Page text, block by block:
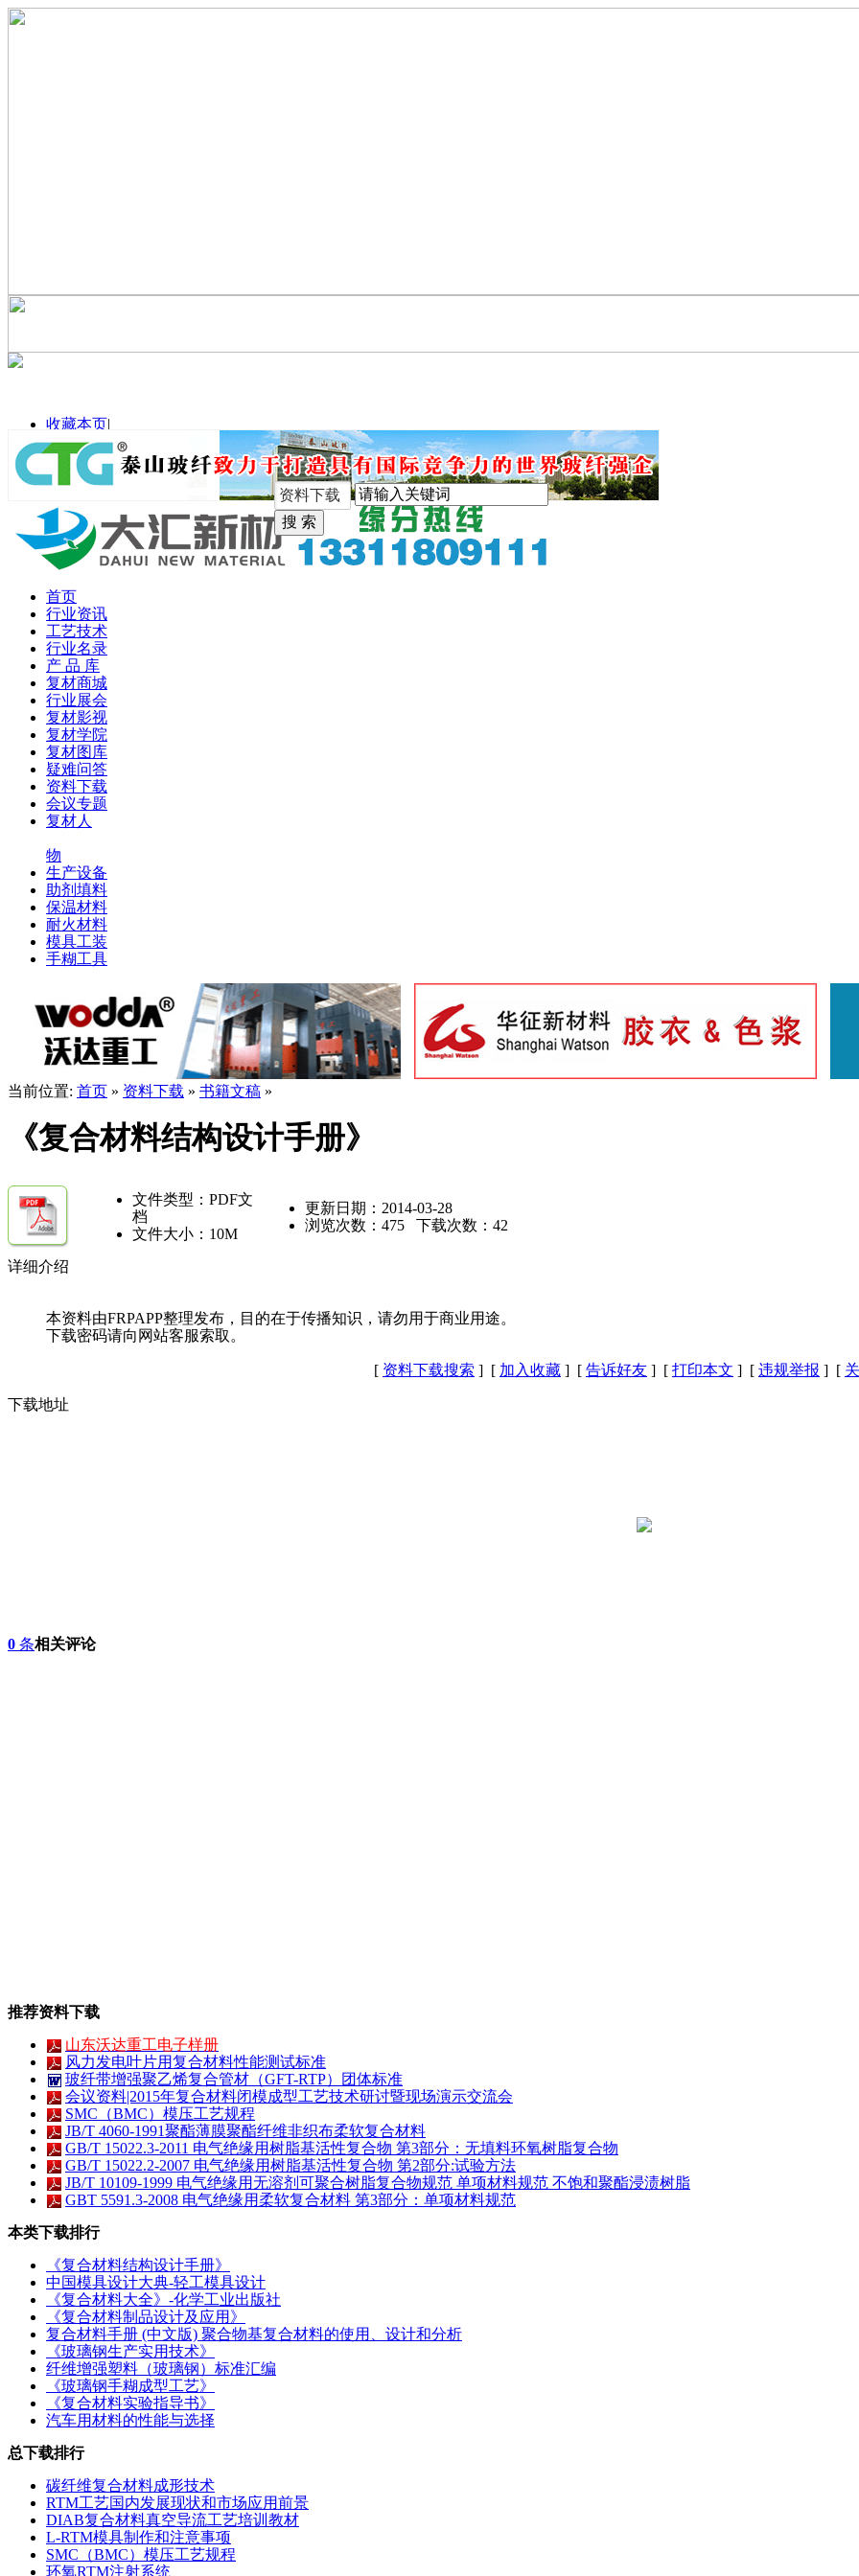
收藏本页|
手机版
首页
行业资讯
工艺技术
行业名录
产 品 库
复材商城
行业展会
复材影视
复材学院
复材图库
疑难问答
资料下载
会议专题
复材人
物
生产设备
助剂填料
保温材料
耐火材料
模具工装
手糊工具
当前位置: 首页 » 资料下载 » 书籍文稿 »
《复合材料结构设计手册》
文件类型：PDF文
档
文件大小：10M
更新日期：2014-03-28
浏览次数： 475 下载次数： 42
详细介绍
本资料由FRPAPP整理发布，目的在于传播知识，请勿用于商业用途。
下载密码请向网站客服索取。
[ 资料下载搜索 ] [ 加入收藏 ] [ 告诉好友 ] [ 打印本文 ] [ 违规举报 ] [
下载地址
0 条相关评论
推荐资料下载
山东沃达重工电子样册
风力发电叶片用复合材料性能测试标准
玻纤带增强聚乙烯复合管材（GFT-RTP）团体标准
会议资料|2015年复合材料闭模成型工艺技术研讨暨现场演示交流会
SMC（BMC）模压工艺规程
JB/T 4060-1991聚酯薄膜聚酯纤维非织布柔软复合材料
GB/T 15022.3-2011 电气绝缘用树脂基活性复合物 第3部分：无填料环氧树脂复合物
GB/T 15022.2-2007 电气绝缘用树脂基活性复合物 第2部分:试验方法
JB/T 10109-1999 电气绝缘用无溶剂可聚合树脂复合物规范 单项材料规范 不饱和聚酯浸渍树脂
GBT 5591.3-2008 电气绝缘用柔软复合材料 第3部分：单项材料规范
本类下载排行
《复合材料结构设计手册》
中国模具设计大典-轻工模具设计
《复合材料大全》-化学工业出版社
《复合材料制品设计及应用》
复合材料手册 (中文版) 聚合物基复合材料的使用、设计和分析
《玻璃钢生产实用技术》
纤维增强塑料（玻璃钢）标准汇编
《玻璃钢手糊成型工艺》
《复合材料实验指导书》
汽车用材料的性能与选择
总下载排行
碳纤维复合材料成形技术
RTM工艺国内发展现状和市场应用前景
DIAB复合材料真空导流工艺培训教材
L-RTM模具制作和注意事项
SMC（BMC）模压工艺规程
环氧RTM注射系统